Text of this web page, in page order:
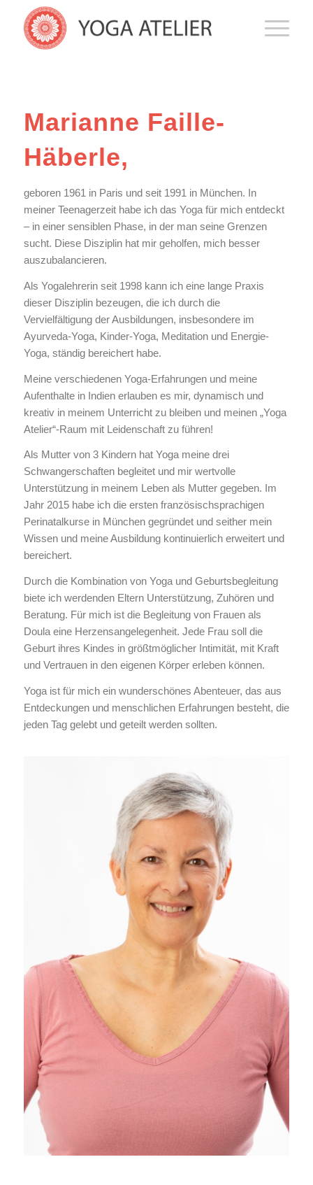
Marianne Faille-
Häberle,
geboren 1961 in Paris und seit 1991 in München. In
meiner Teenagerzeit habe ich das Yoga für mich entdeckt
– in einer sensiblen Phase, in der man seine Grenzen
sucht. Diese Disziplin hat mir geholfen, mich besser
auszubalancieren.
Als Yogalehrerin seit 1998 kann ich eine lange Praxis
dieser Disziplin bezeugen, die ich durch die
Vervielfältigung der Ausbildungen, insbesondere im
Ayurveda-Yoga, Kinder-Yoga, Meditation und Energie-
Yoga, ständig bereichert habe.
Meine verschiedenen Yoga-Erfahrungen und meine
Aufenthalte in Indien erlauben es mir, dynamisch und
kreativ in meinem Unterricht zu bleiben und meinen „Yoga
Atelier“-Raum mit Leidenschaft zu führen!
Als Mutter von 3 Kindern hat Yoga meine drei
Schwangerschaften begleitet und mir wertvolle
Unterstützung in meinem Leben als Mutter gegeben. Im
Jahr 2015 habe ich die ersten französischsprachigen
Perinatalkurse in München gegründet und seither mein
Wissen und meine Ausbildung kontinuierlich erweitert und
bereichert.
Durch die Kombination von Yoga und Geburtsbegleitung
biete ich werdenden Eltern Unterstützung, Zuhören und
Beratung. Für mich ist die Begleitung von Frauen als
Doula eine Herzensangelegenheit. Jede Frau soll die
Geburt ihres Kindes in größtmöglicher Intimität, mit Kraft
und Vertrauen in den eigenen Körper erleben können.
Yoga ist für mich ein wunderschönes Abenteuer, das aus
Entdeckungen und menschlichen Erfahrungen besteht, die
jeden Tag gelebt und geteilt werden sollten.